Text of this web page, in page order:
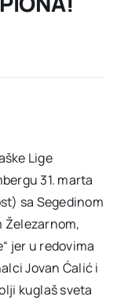
Lige
31. marta
sa Segedinom
Železarnom,
jer u redovima
Jovan Ćalić i
kuglaš sveta